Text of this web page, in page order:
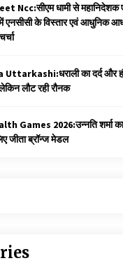
Ncc:सीएम धामी से महानिदेशक
एनसीसी के विस्तार एवं आधुनिक
का दर्द और
लौट रही रौनक
Games 2026:उन्नति शर्मा
जीता ब्रॉन्ज मेडल